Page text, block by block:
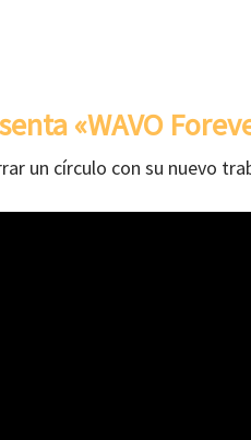
«WAVO
un círculo con su nuevo